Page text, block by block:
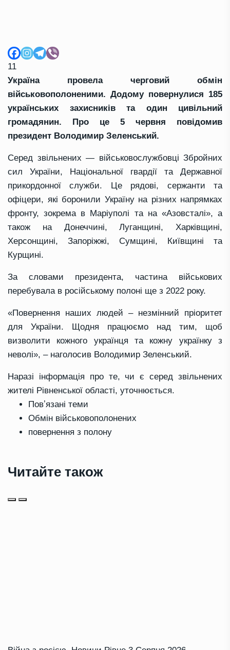
11
Україна провела черговий обмін
військовополоненими. Додому повернулися 185
українських захисників та один цивільний
громадянин. Про це 5 червня повідомив
президент Володимир Зеленський.
Серед звільнених — військовослужбовці Збройних
сил України, Національної гвардії та Державної
прикордонної служби. Це рядові, сержанти та
офіцери, які боронили Україну на різних напрямках
фронту, зокрема в Маріуполі та на «Азовсталі», а
також на Донеччині, Луганщині, Харківщині,
Херсонщині, Запоріжжі, Сумщині, Київщині та
Курщині.
За словами президента, частина військових
перебувала в російському полоні ще з 2022 року.
«Повернення наших людей – незмінний пріоритет
для України. Щодня працюємо над тим, щоб
визволити кожного українця та кожну українку з
неволі», – наголосив Володимир Зеленський.
Наразі інформація про те, чи є серед звільнених
жителі Рівненської області, уточнюється.
Повʼязані теми
Обмін військовополонених
повернення з полону
Читайте також